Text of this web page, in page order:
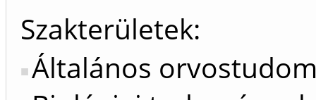
Szakterületek:
Általános